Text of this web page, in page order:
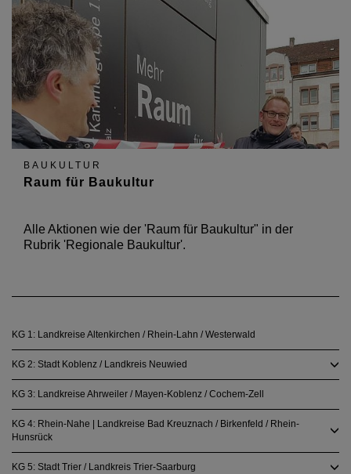
BAUKULTUR
Raum für Baukultur
Alle Aktionen wie der 'Raum für Baukultur" in der
Rubrik 'Regionale Baukultur'.
KG 1: Landkreise Altenkirchen / Rhein-Lahn / Westerwald
KG 2: Stadt Koblenz / Landkreis Neuwied
KG 3: Landkreise Ahrweiler / Mayen-Koblenz / Cochem-Zell
KG 4: Rhein-Nahe | Landkreise Bad Kreuznach / Birkenfeld / Rhein-
Hunsrück
KG 5: Stadt Trier / Landkreis Trier-Saarburg